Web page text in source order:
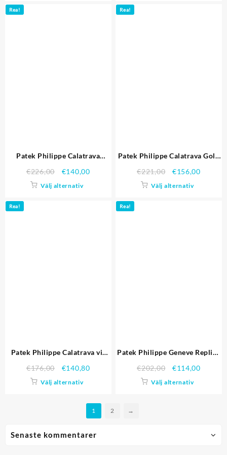
Senaste kommentarer
Rea!
Patek Philippe Calatrava
Brown Läder Strap Replika
Klockor
€226,00 €140,00
Välj alternativ
Rea!
Patek Philippe Calatrava Gold
Bracelet 1453825 Replika
Klockor
€221,00 €156,00
Välj alternativ
Rea!
Patek Philippe Calatrava vit
Gold Case Brown Läder Strap
622.834 Replika Klockor
€176,00 €140,80
Välj alternativ
Rea!
Patek Philippe Geneve Replica
Hög Kopiera
€202,00 €114,00
Välj alternativ
1 2 →